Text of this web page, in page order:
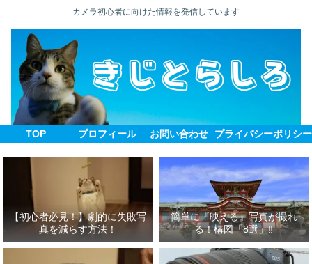
カメラ初心者に向けた情報を発信しています
TOP プロフィール お問い合わせ プライバシーポリシー
【初心者必見！】劇的に失敗写
真を減らす方法！
簡単に『映える』写真が撮れ
る！構図「8選」‼